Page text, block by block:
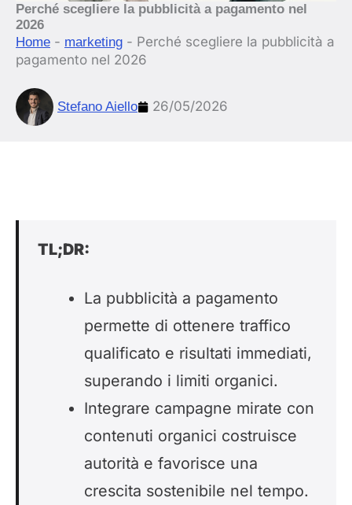
Perché scegliere la pubblicità a pagamento nel
2026
Home - marketing - Perché scegliere la pubblicità a
pagamento nel 2026
Stefano Aiello 26/05/2026
TL;DR:
La pubblicità a pagamento
permette di ottenere traffico
qualificato e risultati immediati,
superando i limiti organici.
Integrare campagne mirate con
contenuti organici costruisce
autorità e favorisce una
crescita sostenibile nel tempo.